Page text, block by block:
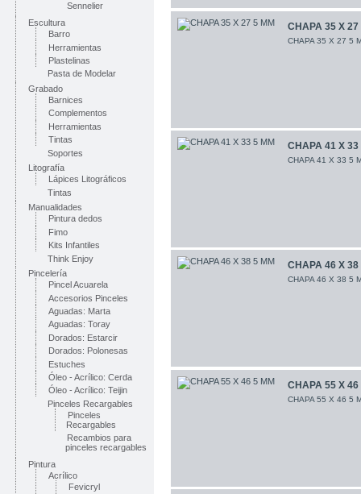
Sennelier
Escultura
Barro
Herramientas
Plastelinas
Pasta de Modelar
Grabado
Barnices
Complementos
Herramientas
Tintas
Soportes
Litografía
Lápices Litográficos
Tintas
Manualidades
Pintura dedos
Fimo
Kits Infantiles
Think Enjoy
Pincelería
Pincel Acuarela
Accesorios Pinceles
Aguadas: Marta
Aguadas: Toray
Dorados: Estarcir
Dorados: Polonesas
Estuches
Óleo - Acrílico: Cerda
Óleo - Acrílico: Teijin
Pinceles Recargables
Pinceles
Recargables
Recambios para
pinceles recargables
Pintura
Acrílico
Fevicryl
CHAPA 35 X 27
CHAPA 35 X 27 5
CHAPA 41 X 33
CHAPA 41 X 33 5
CHAPA 46 X 38
CHAPA 46 X 38 5
CHAPA 55 X 46
CHAPA 55 X 46 5